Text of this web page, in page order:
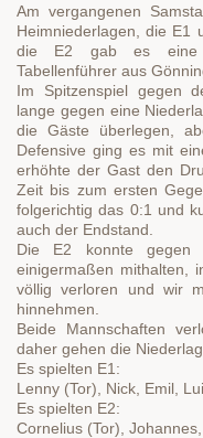
Am vergangenen
Heimniederlagen, die E1
die E2 gab es eine
Tabellenführer aus
Im Spitzenspiel gegen
lange gegen eine
die Gäste überlegen,
Defensive ging es mit
erhöhte der Gast den
Zeit bis zum ersten
folgerichtig das 0:1 und
auch der Endstand.
Die E2 konnte
einigermaßen mithalten,
völlig verloren und wir
hinnehmen.
Beide Mannschaften
daher gehen die
Es spielten E1:
Lenny (Tor), Nick, Emil,
Es spielten E2:
Cornelius (Tor),